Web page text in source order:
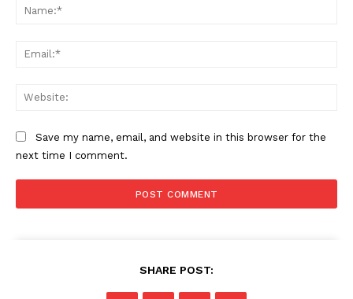
Save my name, email, and website in this browser for the
next time I comment.
SHARE POST: